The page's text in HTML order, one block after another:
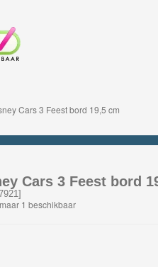
Cars 3 Feest bord 19,5 cm
Cars 3 Feest bord
]
1 beschikbaar